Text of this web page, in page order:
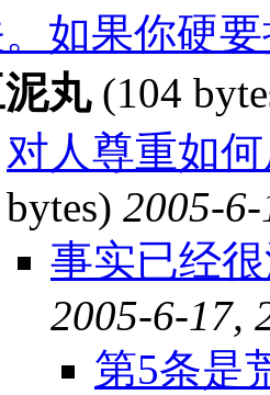
如果你硬
丸(104
对人尊重如
bytes) 2005-
事实已经
2005-6-17,
第5条是